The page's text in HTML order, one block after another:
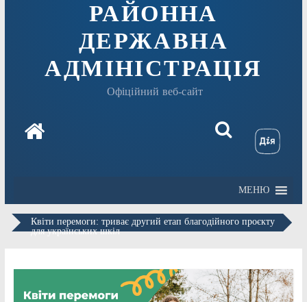
РАЙОННА
ДЕРЖАВНА
АДМІНІСТРАЦІЯ
Офіційний веб-сайт
МЕНЮ
Квіти перемоги: триває другий етап благодійного проєкту
для українських шкіл